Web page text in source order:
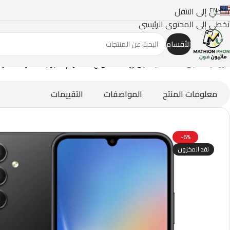
تخطي إلى التنقل
تخطي إلى المحتوى الرئيسي
EN
الأقسام
الرئيسية/الجوالات الذكية
جوال سامسونج A34 رام 8 جيجا ذاكرة داخلية ‏256جيجا – 5G بشريحتين اتصال ، لون جرافيت رائع
معلومات المنتج
المواصفات التقييمات
-6%
نفد المخزون